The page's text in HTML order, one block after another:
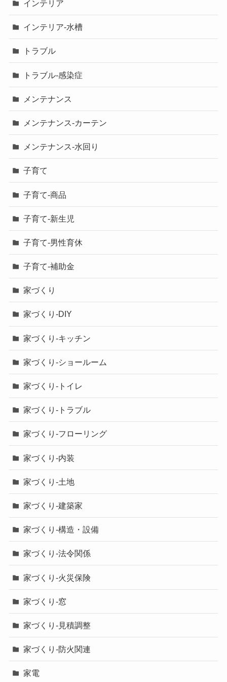
インテリア
インテリア-水槽
トラブル
トラブル-感染症
メンテナンス
メンテナンス-カーテン
メンテナンス-水回り
子育て
子育て-商品
子育て-新生児
子育て-男性育休
子育て-補助金
家づくり
家づくり-DIY
家づくり-キッチン
家づくり-ショールーム
家づくり-トイレ
家づくり-トラブル
家づくり-フローリング
家づくり-内装
家づくり-土地
家づくり-建築家
家づくり-構造・設備
家づくり-法令関係
家づくり-火災保険
家づくり-窓
家づくり-見積調整
家づくり-防火関連
家電